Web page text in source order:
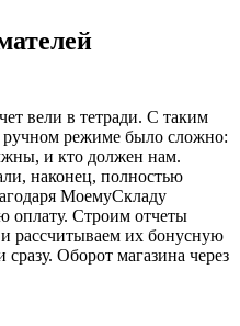
вели в тетради. С таким
ручном режиме было сложно:
и кто должен нам.
наконец, полностью
МоемуСкладу
оплату. Строим отчеты
рассчитываем их бонусную
сразу. Оборот магазина через